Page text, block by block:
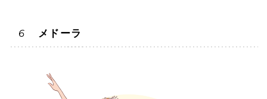
メドーラ